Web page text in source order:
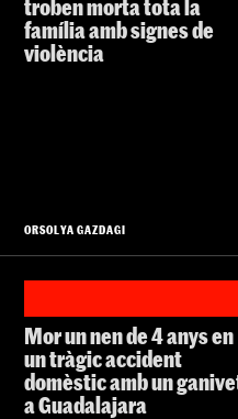
troben morta tota la
família amb signes de
violència
ORSOLYA GAZDAGI
Mor un nen de 4 anys en
un tràgic accident
domèstic amb un
a Guadalajara